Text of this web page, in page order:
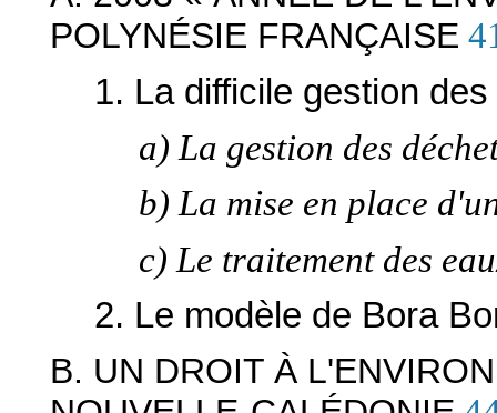
POLYNÉSIE FRANÇAISE
1. La difficile gestion
a) La gestion des
b) La mise en place
c) Le traitement des
2. Le modèle de Bora
B. UN DROIT À